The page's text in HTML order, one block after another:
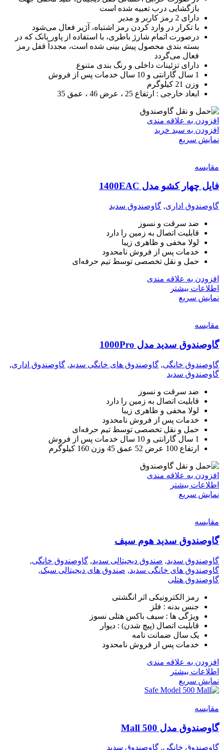
بازگشایی درب تعبیه شده است
دارای 2 رمز کاربر و مدیر
با تکرار در وارد کردن رمز اشتباه، آژیر فعال می‌شود
درصورت اتمام شارژ باطری، با استفاده از پاور بانک که در
بسته بندی محصول پیش بینی شده است، مجدداً قفل رمز
فعال می‌گردد
دارای تزئینات داخلی و رنگ بندی متنوع
1 سال گارانتی و 10 سال خدمات پس از فروش
وزن 21 کیلوگرم
ابعاد خارجی : ارتفاع 25 ، عرض 46 ، عمق 35
افزودن به علاقه مندی
افزودن به سبد خرید
نمایش سریع
مقايسه
فایل چهار کشو مدل 1400EAC
گاوصندوق اداری, گاوصندوق سدید
ضد سرقت و نسوز
قابلیت اتصال به زمین را دارد
لولا مخفی و ظاهری زیبا
خدمات پس از فروش نامحدود
حمل و نقل تخصصی توسط تیم حرفه‌ای
افزودن به علاقه مندی
اطلاعات بیشتر
نمایش سریع
مقايسه
گاوصندوق سدید مدل 1000Pro
گاوصندوق خانگی, گاوصندوق های خانگی سدید, گاوصندوق اداری,
گاوصندوق سدید
ضد سرقت و نسوز
قابلیت اتصال به زمین را دارد
لولا مخفی و ظاهری زیبا
خدمات پس از فروش نامحدود
حمل و نقل تخصصی توسط تیم حرفه‌ای
1 سال گارانتی و 10 سال خدمات پس از فروش
ارتفاع 100 عرض 52 عمق 45 وزن 160 کیلوگرم
افزودن به علاقه مندی
اطلاعات بیشتر
نمایش سریع
مقايسه
گاوصندوق سدید هوم سیف
گاوصندوق سدید, صندوق دیجیتالی سدید, گاوصندوق خانگی,
گاوصندوق های خانگی سدید, صندوق های دیجیتالی سبک,
گاوصندوق هتلی
رمز الکترونیکی اثر انگشتی
جنس بدنه : فلز
ویژگی ها : سیف باکس هتلی نسوز
قابلیت اتصال (پیچ شدن) : دیوار
یک سال ضمانت نامه
خدمات پس از فروش نامحدود
افزودن به علاقه مندی
اطلاعات بیشتر
نمایش سریع
مقايسه
گاوصندوق مدل 500 Mall
گاوصندوق خانگی, گاوصندوق سدید